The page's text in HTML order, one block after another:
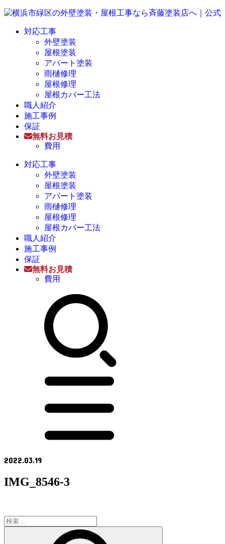
対応工事
外壁塗装
屋根塗装
アパート塗装
雨樋修理
屋根修理
屋根カバー工法
職人紹介
施工事例
保証
無料お見積
費用
対応工事
外壁塗装
屋根塗装
アパート塗装
雨樋修理
屋根修理
屋根カバー工法
職人紹介
施工事例
保証
無料お見積
費用
2022.03.19
IMG_8546-3
検
索: